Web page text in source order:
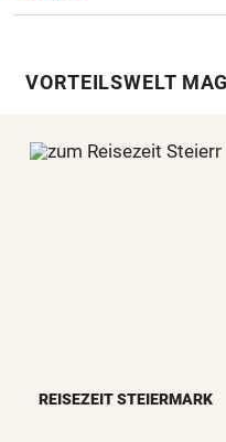
VORTEILSWELT
REISEZEIT STEIERMARK